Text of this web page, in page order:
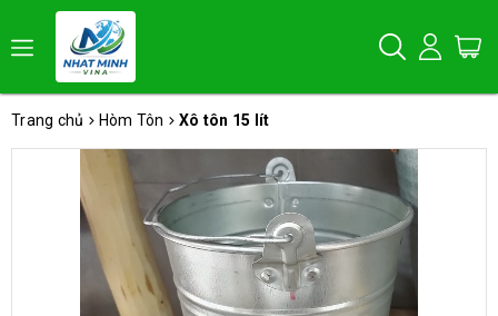
Trang chủ Hòm Tôn Xô tôn 15 lít